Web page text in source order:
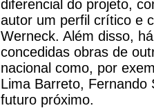
diferencial do projeto,
autor um perfil crítico e
Werneck. Além disso,
concedidas obras de
nacional como, por
Lima Barreto, Fernando
futuro próximo.